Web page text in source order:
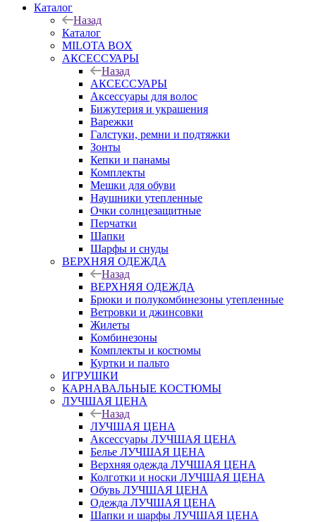
Каталог
Назад
Каталог
MILOTA BOX
АКСЕССУАРЫ
Назад
АКСЕССУАРЫ
Аксессуары для волос
Бижутерия и украшения
Варежки
Галстуки, ремни и подтяжки
Зонты
Кепки и панамы
Комплекты
Мешки для обуви
Наушники утепленные
Очки солнцезащитные
Перчатки
Шапки
Шарфы и снуды
ВЕРХНЯЯ ОДЕЖДА
Назад
ВЕРХНЯЯ ОДЕЖДА
Брюки и полукомбинезоны утепленные
Ветровки и джинсовки
Жилеты
Комбинезоны
Комплекты и костюмы
Куртки и пальто
ИГРУШКИ
КАРНАВАЛЬНЫЕ КОСТЮМЫ
ЛУЧШАЯ ЦЕНА
Назад
ЛУЧШАЯ ЦЕНА
Аксессуары ЛУЧШАЯ ЦЕНА
Белье ЛУЧШАЯ ЦЕНА
Верхняя одежда ЛУЧШАЯ ЦЕНА
Колготки и носки ЛУЧШАЯ ЦЕНА
Обувь ЛУЧШАЯ ЦЕНА
Одежда ЛУЧШАЯ ЦЕНА
Шапки и шарфы ЛУЧШАЯ ЦЕНА